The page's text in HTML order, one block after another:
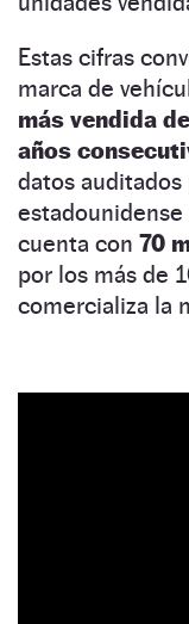
Estas cifras
marca de
más vendida
años
datos
estadounidense
cuenta con 70
por los más de
comercializa la